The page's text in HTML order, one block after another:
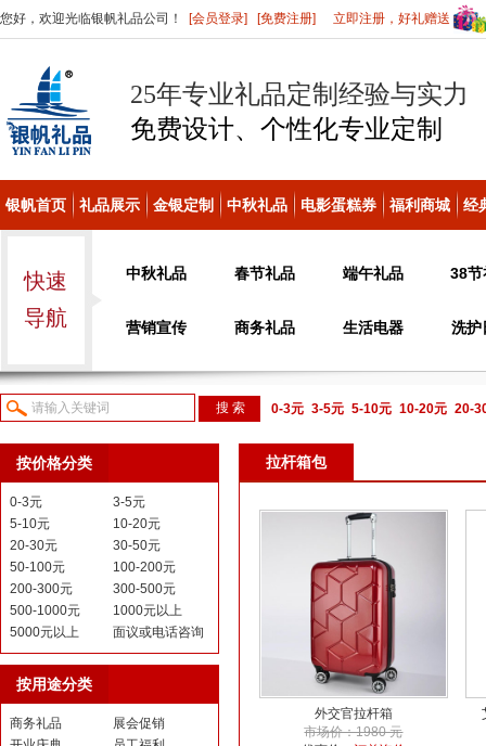
您好，欢迎光临银帆礼品公司！ [会员登录] [免费注册] 立即注册，好礼赠送
25年专业礼品定制经验与实力
免费设计、个性化专业定制
银帆首页 礼品展示 金银定制 中秋礼品 电影蛋糕券 福利商城 经
快速
导航
中秋礼品 春节礼品 端午礼品 38节
营销宣传 商务礼品 生活电器 洗护
0-3元 3-5元 5-10元 10-20元 20-
议或电话咨询
按价格分类
0-3元
3-5元
5-10元
10-20元
20-30元
30-50元
50-100元
100-200元
200-300元
300-500元
500-1000元
1000元以上
5000元以上
面议或电话咨询
按用途分类
商务礼品
展会促销
拉杆箱包
外交官拉杆箱
市场价：1980 元